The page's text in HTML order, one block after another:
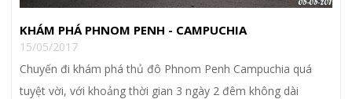
KHÁM PHÁ PHNOM PENH - CAMPUCHIA
15/05/2017
Chuyến đi khám phá thủ đô Phnom Penh Campuchia quá
tuyệt vời, với khoảng thời gian 3 ngày 2 đêm không dài